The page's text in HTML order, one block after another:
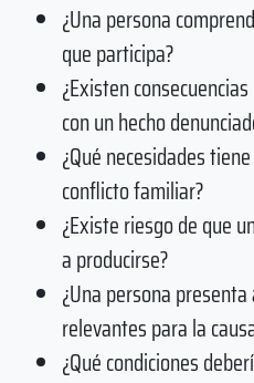
¿Una persona
que participa?
¿Existen
con un hecho
¿Qué necesidades
conflicto familiar?
¿Existe riesgo de que
a producirse?
¿Una persona
relevantes para la
¿Qué condiciones